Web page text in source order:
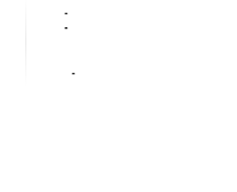
-
-
-